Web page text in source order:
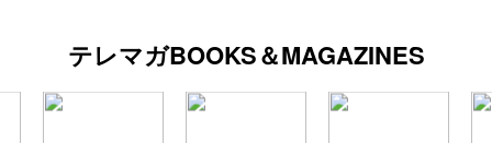
テレマガBOOKS＆MAGAZINES